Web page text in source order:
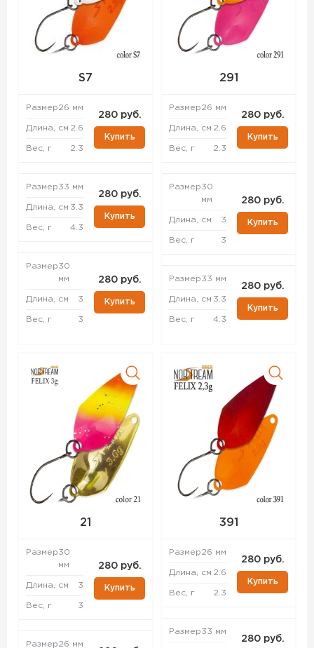
S7
Размер26 мм
Длина, см 2.6
Вес, г 2.3
280 руб.
Купить
Размер33 мм
Длина, см 3.3
Вес, г 4.3
280 руб.
Купить
Размер30
мм
Длина, см 3
Вес, г 3
280 руб.
Купить
291
Размер26 мм
Длина, см 2.6
Вес, г 2.3
280 руб.
Купить
Размер30
мм
Длина, см 3
Вес, г 3
280 руб.
Купить
Размер33 мм
Длина, см 3.3
Вес, г 4.3
280 руб.
Купить
21
Размер30
мм
Длина, см 3
Вес, г 3
280 руб.
Купить
Размер26 мм
391
Размер26 мм
Длина, см 2.6
Вес, г 2.3
280 руб.
Купить
Размер33 мм
280 руб.